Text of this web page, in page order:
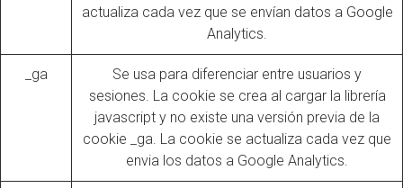
actualiza cada vez que se envían datos a Google
Analytics.
_ga
Se usa para diferenciar entre usuarios y
sesiones. La cookie se crea al cargar la librería
javascript y no existe una versión previa de la
cookie _ga. La cookie se actualiza cada vez que
envia los datos a Google Analytics.